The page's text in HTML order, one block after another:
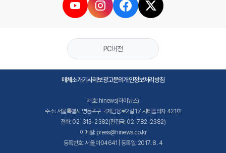
PC버전
매체소개기사제보광고문의개인정보처리방침
제호: hinews(하이뉴스)
주소: 서울특별시 영등포구 국제금융로2길 17 시티플라자 421호
전화: 02-313-2382(편집국: 02-782-2382)
이메일: press@hinews.co.kr
등록번호: 서울,아04641 | 등록일: 2017. 8. 4